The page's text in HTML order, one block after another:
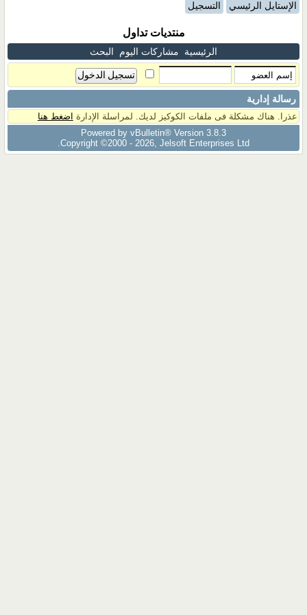
الإستايل الرئيسي التسجيل
منتديات تداول
الرئيسية مشاركات اليوم البحث
رسالة إدارية
عذرا. هناك مشكلة فى ملفات الكوكيز لديك. لمراسلة الإدارة اضغط هنا
Powered by vBulletin® Version 3.8.3
Copyright ©2000 - 2026, Jelsoft Enterprises Ltd.